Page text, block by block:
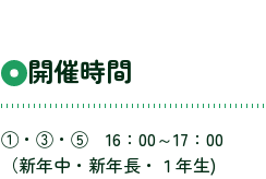
開催時間
①・③・⑤ 16：00～17：00
（新年中・新年長・１年生)